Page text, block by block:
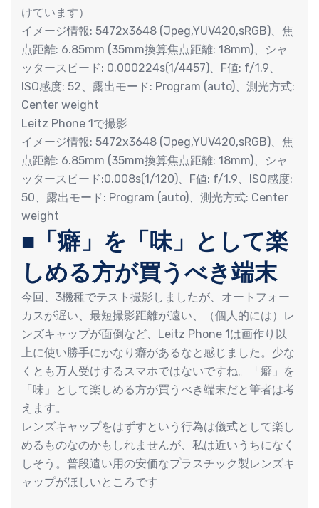
けています）
イメージ情報: 5472x3648 (Jpeg,YUV420,sRGB)、焦
点距離: 6.85mm (35mm換算焦点距離: 18mm)、シャ
ッタースピード: 0.000224s(1/4457)、F値: f/1.9、
ISO感度: 52、露出モード: Program (auto)、測光方式:
Center weight
Leitz Phone 1で撮影
イメージ情報: 5472x3648 (Jpeg,YUV420,sRGB)、焦
点距離: 6.85mm (35mm換算焦点距離: 18mm)、シャ
ッタースピード:0.008s(1/120)、F値: f/1.9、ISO感度:
50、露出モード: Program (auto)、測光方式: Center
weight
■「癖」を「味」として楽
しめる方が買うべき端末
今回、3機種でテスト撮影しましたが、オートフォー
カスが遅い、最短撮影距離が遠い、（個人的には）レ
ンズキャップが面倒など、Leitz Phone 1は画作り以
上に使い勝手にかなり癖があるなと感じました。少な
くとも万人受けするスマホではないですね。「癖」を
「味」として楽しめる方が買うべき端末だと筆者は考
えます。
レンズキャップをはずすという行為は儀式として楽し
めるものなのかもしれませんが、私は近いうちになく
しそう。普段遣い用の安価なプラスチック製レンズキ
ャップがほしいところです